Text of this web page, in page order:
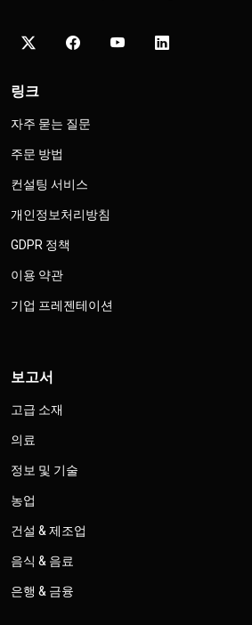
링크
자주 묻는 질문
주문 방법
컨설팅 서비스
개인정보처리방침
GDPR 정책
이용 약관
기업 프레젠테이션
보고서
고급 소재
의료
정보 및 기술
농업
건설 & 제조업
음식 & 음료
은행 & 금융